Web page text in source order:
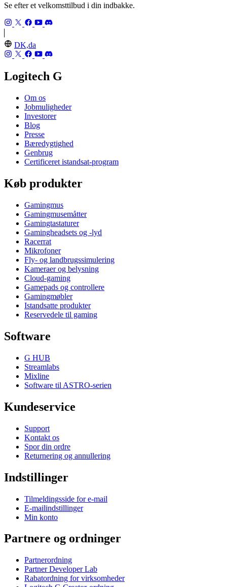
Se efter et velkomsttilbud i din indbakke.
DK,da
Logitech G
Om os
Jobmuligheder
Investorer
Blog
Presse
Bæredygtighed
Genbrug
Certificeret istandsat-program
Køb produkter
Gamingmus
Gamingmusemåtter
Gamingtastaturer
Gamingheadsets og -lyd
Racerrat
Mikrofoner
Fly- og landbrugssimulering
Kameraer og belysning
Cloud-gaming
Gamepads og controllere
Gamingmøbler
Istandsatte produkter
Reservedele til gaming
Software
G HUB
Streamlabs
Mixline
Software til ASTRO-serien
Kundeservice
Support
Kontakt os
Spor din ordre
Returnering og annullering
Indstillinger
Tilmeldingsside for e-mail
E-mailindstillinger
Min konto
Partnere og ordninger
Partnerordning
Partner Developer Lab
Rabatordning for virksomheder